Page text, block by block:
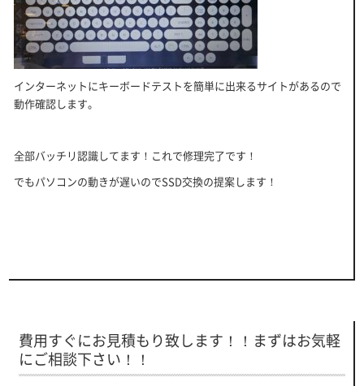
インターネットにキーボードテストを簡単に出来るサイトがあるので
動作確認します。
全部バッチリ認識してます！これで修理完了です！
でもパソコンの動きが遅いのでSSD交換の提案します！
費用すぐにお見積もり致します！！まずはお気軽
にご相談下さい！！